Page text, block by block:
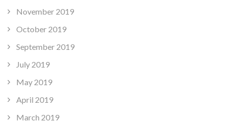
November 2019
October 2019
September 2019
July 2019
May 2019
April 2019
March 2019